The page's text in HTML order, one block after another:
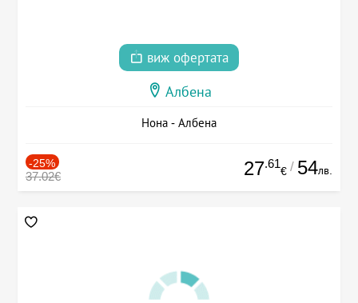
виж офертата
Албена
Нона - Албена
-25%
37.02€ 27.61
€ / 54лв.